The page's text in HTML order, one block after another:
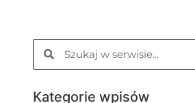
Kategorie wpisów